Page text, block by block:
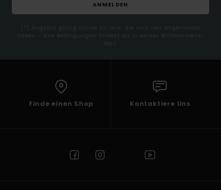
ANMELDEN
(*) Angebot gültig online für alle, die sich neu angemeldet
haben - Alle Bedingungen findest du in deiner Willkommens-
Mail
Finde einen Shop Kontaktiere Uns